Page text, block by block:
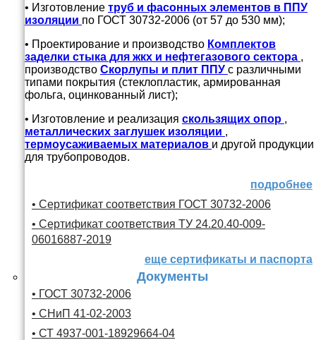
• Изготовление труб и фасонных элементов в ППУ
изоляции по ГОСТ 30732-2006 (от 57 до 530 мм);
• Проектирование и производство Комплектов
заделки стыка для жкх и нефтегазового сектора ,
производство Скорлупы и плит ППУ с различными
типами покрытия (стеклопластик, армированная
фольга, оцинкованный лист);
• Изготовление и реализация скользящих опор ,
металлических заглушек изоляции ,
термоусаживаемых материалов и другой продукции
для трубопроводов.
подробнее
• Сертификат соответствия ГОСТ 30732-2006
• Сертификат соответствия ТУ 24.20.40-009-
06016887-2019
еще сертификаты и паспорта
Документы
• ГОСТ 30732-2006
• СНиП 41-02-2003
• СТ 4937-001-18929664-04